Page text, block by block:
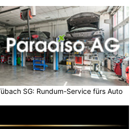
SG: Rundum-Service fürs Auto